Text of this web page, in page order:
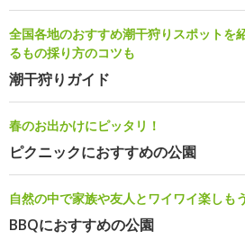
全国各地のおすすめ潮干狩りスポットを
るもの採り方のコツも
潮干狩りガイド
春のお出かけにピッタリ！
ピクニックにおすすめの公園
自然の中で家族や友人とワイワイ楽しも
BBQにおすすめの公園